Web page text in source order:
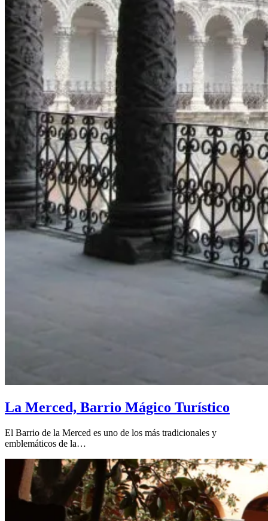
La Merced, Barrio Mágico Turístico
El Barrio de la Merced es uno de los más tradicionales y
emblemáticos de la…